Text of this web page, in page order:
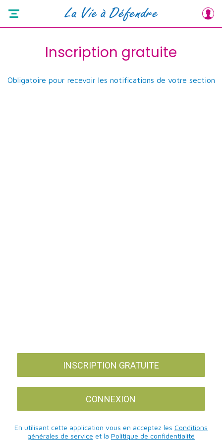
Inscription gratuite
Obligatoire pour recevoir les notifications de votre section
INSCRIPTION GRATUITE
CONNEXION
En utilisant cette application vous en acceptez les Conditions
générales de service et la Politique de confidentialité